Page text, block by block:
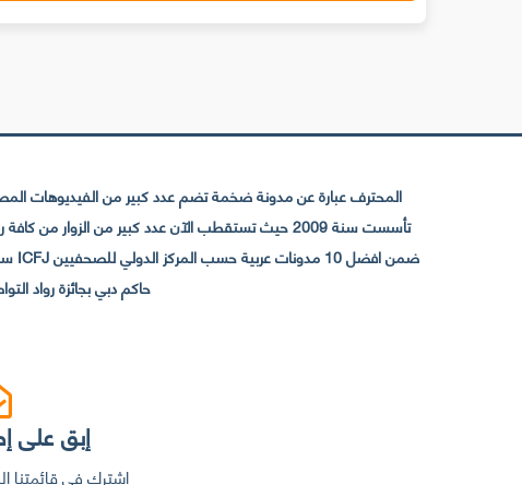
المحترف عبارة عن مدونة ضخمة تضم عدد كبير من الفيديوهات
حاكم دبي بجائزة رواد التواصل الإجتماعي عن
إبق على
إشترك في قائمتنا